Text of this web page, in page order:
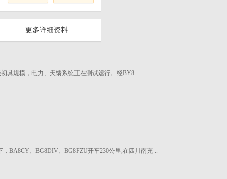
更多详细资料
具规模，电力、天馈系统正在测试运行。经BY8 ..
BA8CY、BG8DIV、BG8FZU开车230公里,在四川南充 ..